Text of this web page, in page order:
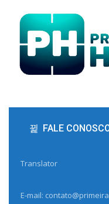
FALE
Translator
E-mail: